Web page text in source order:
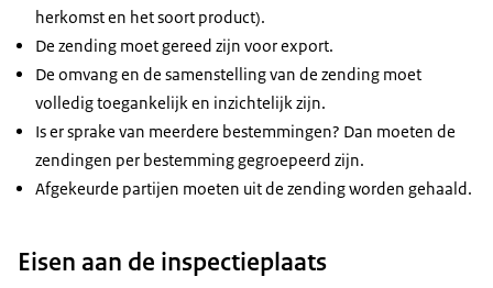
herkomst en het soort product).
De zending moet gereed zijn voor export.
De omvang en de samenstelling van de zending moet
volledig toegankelijk en inzichtelijk zijn.
Is er sprake van meerdere bestemmingen? Dan moeten de
zendingen per bestemming gegroepeerd zijn.
Afgekeurde partijen moeten uit de zending worden gehaald.
Eisen aan de inspectieplaats